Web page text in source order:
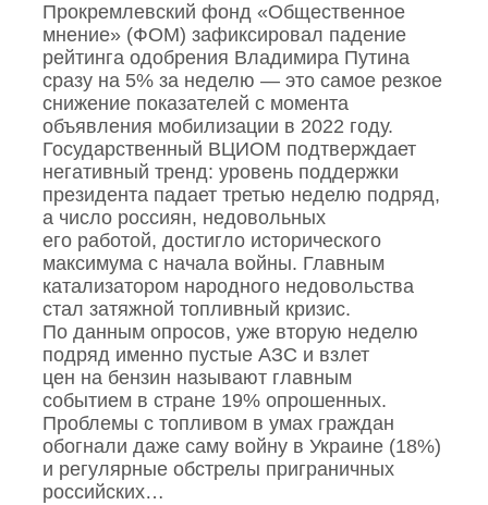
Прокремлевский фонд «Общественное
мнение» (ФОМ) зафиксировал падение
рейтинга одобрения Владимира Путина
сразу на 5% за неделю — это самое резкое
снижение показателей с момента
объявления мобилизации в 2022 году.
Государственный ВЦИОМ подтверждает
негативный тренд: уровень поддержки
президента падает третью неделю подряд,
а число россиян, недовольных
его работой, достигло исторического
максимума с начала войны. Главным
катализатором народного недовольства
стал затяжной топливный кризис.
По данным опросов, уже вторую неделю
подряд именно пустые АЗС и взлет
цен на бензин называют главным
событием в стране 19% опрошенных.
Проблемы с топливом в умах граждан
обогнали даже саму войну в Украине (18%)
и регулярные обстрелы приграничных
российских…